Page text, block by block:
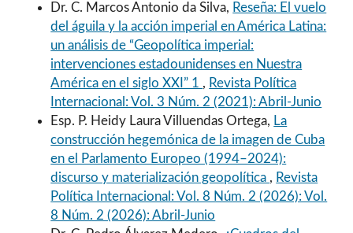
Dr. C. Marcos Antonio da Silva, Reseña: El vuelo
del águila y la acción imperial en América Latina:
un análisis de “Geopolítica imperial:
intervenciones estadounidenses en Nuestra
América en el siglo XXI” 1 , Revista Política
Internacional: Vol. 3 Núm. 2 (2021): Abril-Junio
Esp. P. Heidy Laura Villuendas Ortega, La
construcción hegemónica de la imagen de Cuba
en el Parlamento Europeo (1994–2024):
discurso y materialización geopolítica , Revista
Política Internacional: Vol. 8 Núm. 2 (2026): Vol.
8 Núm. 2 (2026): Abril-Junio